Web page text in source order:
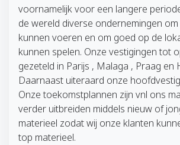
voornamelijk voor een langere
de wereld diverse ondernemingen
kunnen voeren en om goed op de
kunnen spelen. Onze vestigingen tot
gezeteld in Parijs , Malaga , Praag en
Daarnaast uiteraard onze
Onze toekomstplannen zijn vnl ons
verder uitbreiden middels nieuw of
materieel zodat wij onze klanten
top materieel.